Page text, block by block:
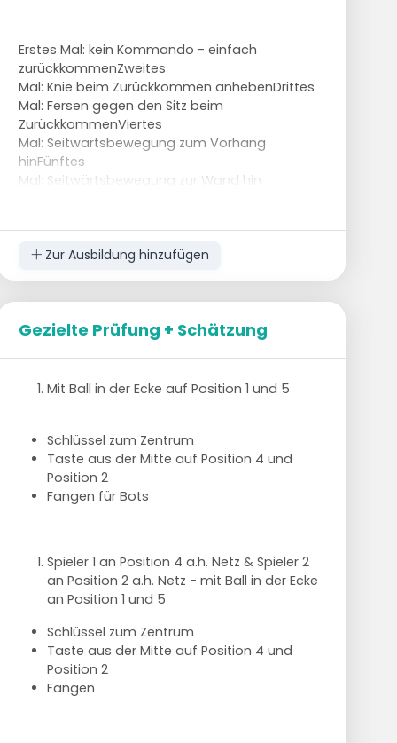
Erstes Mal: kein Kommando - einfach
zurückkommenZweites
Mal: Knie beim Zurückkommen anhebenDrittes
Mal: Fersen gegen den Sitz beim
ZurückkommenViertes
Mal: Seitwärtsbewegung zum Vorhang
hinFünftes
Mal: Seitwärtsbewegung zur Wand hin
Zur Ausbildung hinzufügen
Gezielte Prüfung + Schätzung
Mit Ball in der Ecke auf Position 1 und 5
Schlüssel zum Zentrum
Taste aus der Mitte auf Position 4 und
Position 2
Fangen für Bots
Spieler 1 an Position 4 a.h. Netz & Spieler 2
an Position 2 a.h. Netz - mit Ball in der Ecke
an Position 1 und 5
Schlüssel zum Zentrum
Taste aus der Mitte auf Position 4 und
Position 2
Fangen